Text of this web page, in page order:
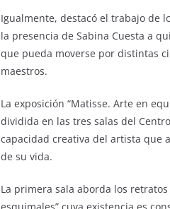
Igualmente, destacó el trabajo de
la presencia de Sabina Cuesta a
que pueda moverse por distintas
maestros.
La exposición “Matisse. Arte en
dividida en las tres salas del
capacidad creativa del artista que
de su vida.
La primera sala aborda los